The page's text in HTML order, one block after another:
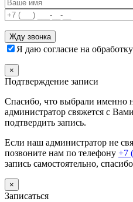
Я даю согласие на
×
Подтверждение записи
Спасибо, что выбрали именно
администратор свяжется с
подтвердить запись.
Если наш администратор не
позвоните нам по телефону +7
запись самостоятельно,
×
Записаться